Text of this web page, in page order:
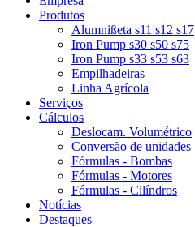
Produtos
Alumnißeta s11 s12 s17
Iron Pump s30 s50 s75
Iron Pump s33 s53 s63
Empilhadeiras
Linha Agrícola
Serviços
Cálculos
Deslocam. Volumétrico
Conversão de unidades
Fórmulas - Bombas
Fórmulas - Motores
Fórmulas - Cilíndros
Notícias
Destaques